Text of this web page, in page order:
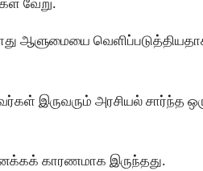
ஆளுமையை
இருவரும் அரசியல் சார்ந்த
காரணமாக இருந்தது.